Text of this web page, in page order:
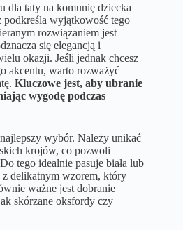
dla taty na komunię dziecka
podkreśla wyjątkowość tego
rozwiązaniem jest
się elegancją i
okazji. Jeśli jednak chcesz
akcentu, warto rozważyć
Kluczowe jest, aby ubranie
wygodę podczas
wybór. Należy unikać
krojów, co pozwoli
tego idealnie pasuje biała lub
z delikatnym wzorem, który
ważne jest dobranie
skórzane oksfordy czy